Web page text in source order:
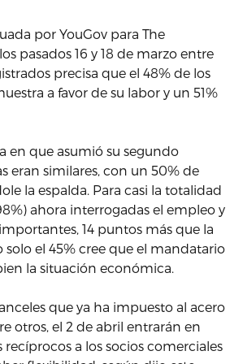
por YouGov para The
pasados 16 y 18 de marzo entre
precisa que el 48% de los
a favor de su labor y un 51%
en que asumió su segundo
eran similares, con un 50% de
la espalda. Para casi la totalidad
ahora interrogadas el empleo y
14 puntos más que la
el 45% cree que el mandatario
la situación económica.
que ya ha impuesto al acero
otros, el 2 de abril entrarán en
a los socios comerciales